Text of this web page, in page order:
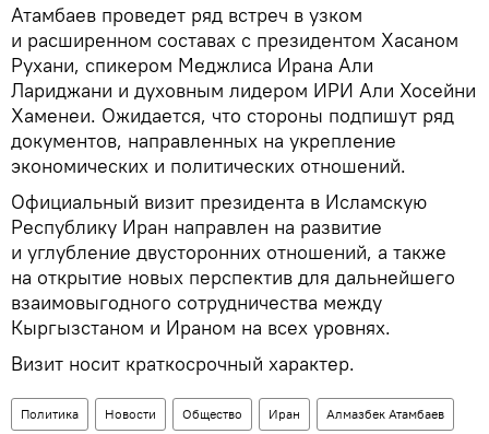
Атамбаев проведет ряд встреч в узком
и расширенном составах с президентом Хасаном
Рухани, спикером Меджлиса Ирана Али
Лариджани и духовным лидером ИРИ Али Хосейни
Хаменеи. Ожидается, что стороны подпишут ряд
документов, направленных на укрепление
экономических и политических отношений.
Официальный визит президента в Исламскую
Республику Иран направлен на развитие
и углубление двусторонних отношений, а также
на открытие новых перспектив для дальнейшего
взаимовыгодного сотрудничества между
Кыргызстаном и Ираном на всех уровнях.
Визит носит краткосрочный характер.
Политика Новости Общество Иран Алмазбек Атамбаев